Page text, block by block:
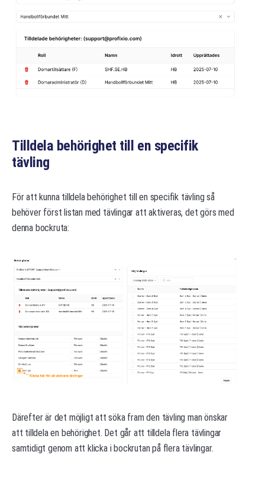
Tilldela behörighet till en specifik
tävling
För att kunna tilldela behörighet till en specifik tävling så
behöver först listan med tävlingar att aktiveras, det görs med
denna bockruta:
Därefter är det möjligt att söka fram den tävling man önskar
att tilldela en behörighet. Det går att tilldela flera tävlingar
samtidigt genom att klicka i bockrutan på flera tävlingar.